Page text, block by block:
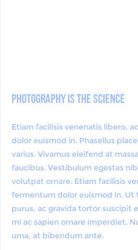
Photography is the Science
Etiam facilisis venenatis libero,
dolor euismod in. Phasellus
varius. Vivamus eleifend at
faucibus. Vestibulum egestas
volutpat ornare. Etiam facilisis
fermentum dolor euismod in. Ut
purus, ac gravida tortor suscipit
mi ac sapien ornare imperdiet.
urna, at bibendum ante.